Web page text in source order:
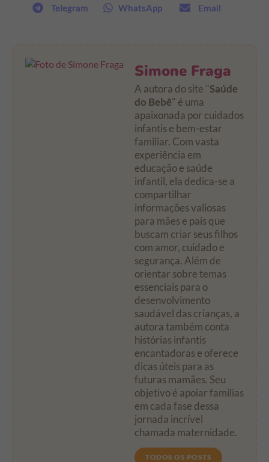
Telegram
WhatsApp Email
Simone Fraga
A autora do site "Saúde
do Bebê" é uma
apaixonada por cuidados
infantis e bem-estar
familiar. Com vasta
experiência em
educação e saúde
infantil, ela dedica-se a
compartilhar
informações valiosas
para mães e pais que
buscam criar seus filhos
com amor, cuidado e
segurança. Além de
orientar sobre temas
essenciais para o
desenvolvimento
saudável das crianças, a
autora também conta
histórias infantis
encantadoras e oferece
dicas úteis para as
futuras mamães. Seu
objetivo é apoiar famílias
em cada fase dessa
jornada incrível
chamada maternidade.
TODOS OS POSTS